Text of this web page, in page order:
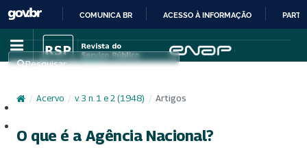
IR
PARA
CONTEÚDO
COMUNICA BR ACESSO À INFORMAÇÃO
Pesquisar
/ Acervo / v. 3 n. 1 e 2 (1948) / Artigos
O que é a Agência Nacional?